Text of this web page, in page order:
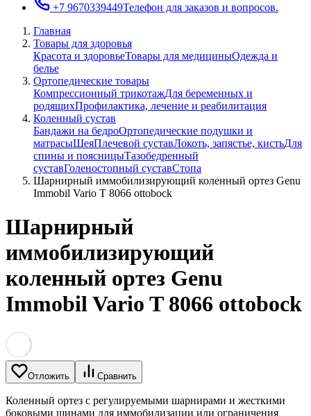
+7 9670339449Телефон для заказов и вопросов.
Главная
Товары для здоровья
Красота и здоровьеТовары для медициныОдежда и
белье
Ортопедические товары
Компрессионный трикотажДля беременных и
родящихПрофилактика, лечение и реабилитация
Коленный сустав
Бандажи на бедроОртопедические подушки и
матрасыШеяПлечевой суставЛокоть, запястье, кистьДля
спины и поясницыТазобедренный
суставГоленостопный суставСтопа
Шарнирный иммобилизирующий коленный ортез Genu
Immobil Vario T 8066 ottobock
Шарнирный
иммобилизирующий
коленный ортез Genu
Immobil Vario T 8066 ottobock
Отложить Сравнить
Коленный ортез с регулируемыми шарнирами и жесткими
боковыми шинами для иммобилизации или ограничения